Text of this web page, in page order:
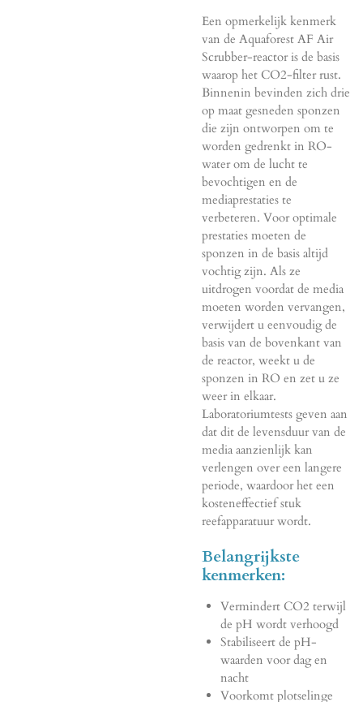
Een opmerkelijk kenmerk
van de Aquaforest AF Air
Scrubber-reactor is de basis
waarop het CO2-filter rust.
Binnenin bevinden zich drie
op maat gesneden sponzen
die zijn ontworpen om te
worden gedrenkt in RO-
water om de lucht te
bevochtigen en de
mediaprestaties te
verbeteren. Voor optimale
prestaties moeten de
sponzen in de basis altijd
vochtig zijn. Als ze
uitdrogen voordat de media
moeten worden vervangen,
verwijdert u eenvoudig de
basis van de bovenkant van
de reactor, weekt u de
sponzen in RO en zet u ze
weer in elkaar.
Laboratoriumtests geven aan
dat dit de levensduur van de
media aanzienlijk kan
verlengen over een langere
periode, waardoor het een
kosteneffectief stuk
reefapparatuur wordt.
Belangrijkste
kenmerken:
Vermindert CO2 terwijl
de pH wordt verhoogd
Stabiliseert de pH-
waarden voor dag en
nacht
Voorkomt plotselinge